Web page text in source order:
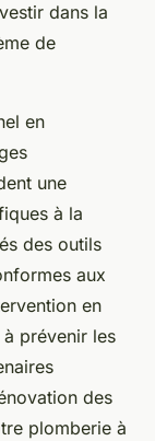
dans la
de
en
une
à la
des outils
aux
en
prévenir les
des
plomberie à